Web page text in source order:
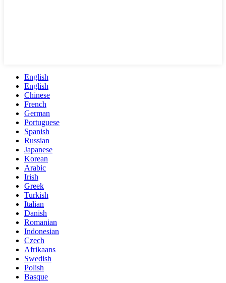
English
English
Chinese
French
German
Portuguese
Spanish
Russian
Japanese
Korean
Arabic
Irish
Greek
Turkish
Italian
Danish
Romanian
Indonesian
Czech
Afrikaans
Swedish
Polish
Basque